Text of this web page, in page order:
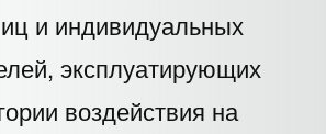
и индивидуальных
эксплуатирующих
воздействия на